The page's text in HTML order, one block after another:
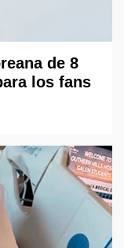
de 8
los fans